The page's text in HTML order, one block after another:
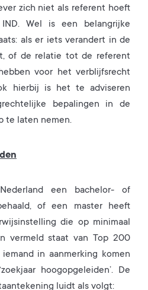
zich niet als referent hoeft
Wel is een belangrijke
als er iets verandert in de
of de relatie tot de referent
voor het verblijfsrecht
hierbij is het te adviseren
bepalingen in de
te laten nemen.
een bachelor- of
of een master heeft
die op minimaal
vermeld staat van Top 200
in aanmerking komen
hoogopgeleiden’. De
luidt als volgt: